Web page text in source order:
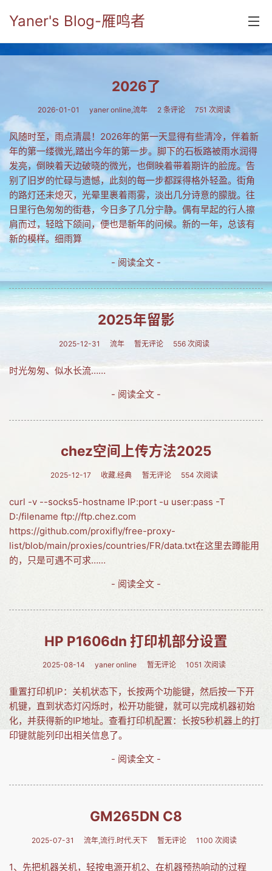
Yaner's Blog-雁鸣者
分类
毕业留言册
流年
五笔难啊
流行.时代.天下
网络新事物
收藏.经典
网友情怀
链接
Nav
2026了
2026-01-01 yaner online,流年 2 条评论 751 次阅读
风随时至，雨点清晨！2026年的第一天显得有些清冷，伴着新
年的第一缕微光,踏出今年的第一步。脚下的石板路被雨水润得
发亮，倒映着天边破晓的微光，也倒映着带着期许的脸庞。告
别了旧岁的忙碌与遗憾，此刻的每一步都踩得格外轻盈。街角
的路灯还未熄灭，光晕里裹着雨雾，淡出几分诗意的朦胧。往
日里行色匆匆的街巷，今日多了几分宁静。偶有早起的行人擦
肩而过，轻晗下颌间，便也是新年的问候。新的一年，总该有
新的模样。细雨算
- 阅读全文 -
2025年留影
2025-12-31 流年 暂无评论 556 次阅读
时光匆匆、似水长流……
- 阅读全文 -
chez空间上传方法2025
2025-12-17 收藏.经典 暂无评论 554 次阅读
curl -v --socks5-hostname IP:port -u user:pass -T
D:/filename ftp://ftp.chez.com
https://github.com/proxifly/free-proxy-
list/blob/main/proxies/countries/FR/data.txt在这里去蹲能用
的，只是可遇不可求……
- 阅读全文 -
HP P1606dn 打印机部分设置
2025-08-14 yaner online 暂无评论 1051 次阅读
重置打印机IP：关机状态下，长按两个功能键，然后按一下开
机键，直到状态灯闪烁时，松开功能键，就可以完成机器初始
化，并获得新的IP地址。查看打印机配置：长按5秒机器上的打
印键就能列印出相关信息了。
- 阅读全文 -
GM265DN C8
2025-07-31 流年,流行.时代.天下 暂无评论 1100 次阅读
1、先把机器关机，轻按电源开机2、在机器预热响动的过程